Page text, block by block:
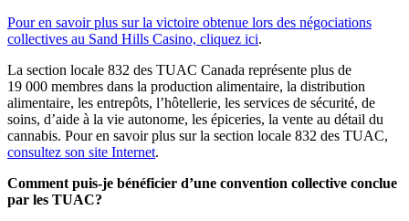
Pour en savoir plus sur la victoire obtenue lors des négociations
collectives au Sand Hills Casino, cliquez ici.
La section locale 832 des TUAC Canada représente plus de
19 000 membres dans la production alimentaire, la distribution
alimentaire, les entrepôts, l’hôtellerie, les services de sécurité, de
soins, d’aide à la vie autonome, les épiceries, la vente au détail du
cannabis. Pour en savoir plus sur la section locale 832 des TUAC,
consultez son site Internet.
Comment puis-je bénéficier d’une convention collective conclue
par les TUAC?